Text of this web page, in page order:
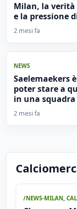
Milan, la verità
e la pressione
2 mesi fa
NEWS
Saelemaekers
poter stare a
in una squadra
2 mesi fa
/NEWS-MILAN,